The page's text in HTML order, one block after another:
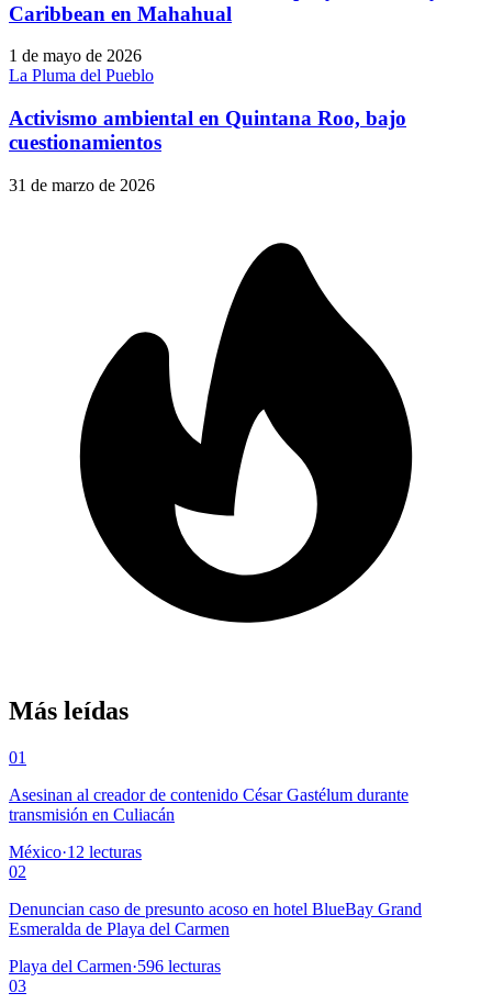
Caribbean en Mahahual
1 de mayo de 2026
La Pluma del Pueblo
Activismo ambiental en Quintana Roo, bajo
cuestionamientos
31 de marzo de 2026
Más leídas
01
Asesinan al creador de contenido César Gastélum durante
transmisión en Culiacán
México·12 lecturas
02
Denuncian caso de presunto acoso en hotel BlueBay Grand
Esmeralda de Playa del Carmen
Playa del Carmen·596 lecturas
03